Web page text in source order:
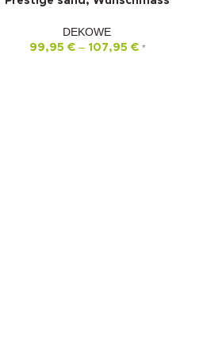
DEKOWE
99,95 €– 107,95 € *